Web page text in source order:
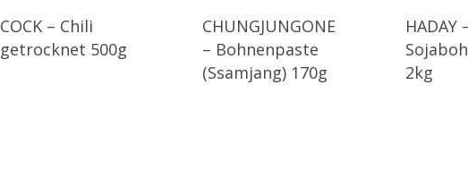
COCK – Chili
getrocknet 500g
CHUNGJUNGONE
– Bohnenpaste
(Ssamjang) 170g
HADAY
2kg